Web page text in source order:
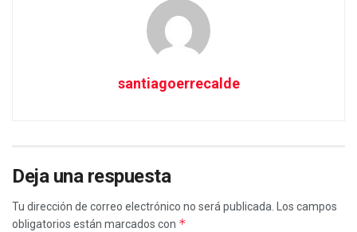
santiagoerrecalde
Deja una respuesta
Tu dirección de correo electrónico no será publicada.
Los campos
obligatorios están marcados con *